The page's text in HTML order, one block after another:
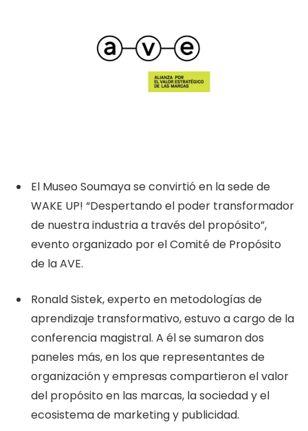
El Museo Soumaya se convirtió en la sede de
WAKE UP! “Despertando el poder transformador
de nuestra industria a través del propósito”,
evento organizado por el Comité de Propósito
de la AVE.
Ronald Sistek, experto en metodologías de
aprendizaje transformativo, estuvo a cargo de la
conferencia magistral. A él se sumaron dos
paneles más, en los que representantes de
organización y empresas compartieron el valor
del propósito en las marcas, la sociedad y el
ecosistema de marketing y publicidad.